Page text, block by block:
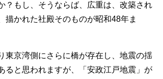
？もし、そうならば、広重は、改築され
描かれた社殿そのものが昭和48年ま
東京湾側にさらに橋が存在し、地震の揺
ると思われますが、「安政江戸地震」が